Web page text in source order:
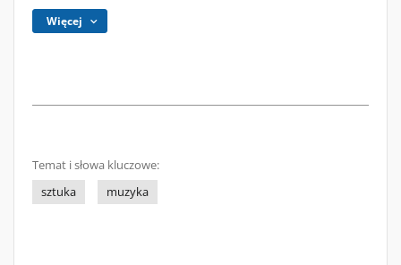
Więcej
Temat i słowa kluczowe:
sztuka
muzyka